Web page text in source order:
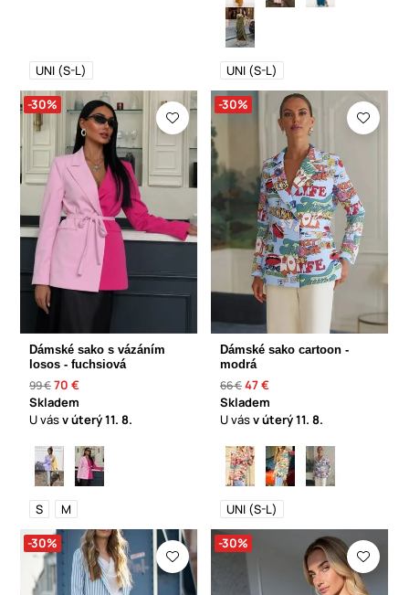
UNI (S-L) UNI (S-L)
-30%
Dámské sako s vázáním
losos - fuchsiová
99 €70 €
Skladem
U vásv úterý11. 8.
S M
-30%
Dámské sako cartoon -
modrá
66 €47 €
Skladem
U vásv úterý11. 8.
UNI (S-L)
-30% -30%